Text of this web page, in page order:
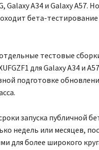
Galaxy A34 и Galaxy A57.
бета-
тестовые
для Galaxy A34 и
подготовке
запуска публичной
недель или месяцев,
для более широкого